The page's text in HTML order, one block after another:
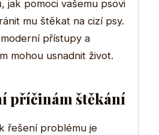
jak pomoci vašemu psovi
mu štěkat na cizí psy.
přístupy a
mohou usnadnit život.
příčinám štěkání
řešení problému je